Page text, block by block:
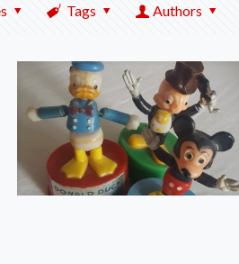
Tags Authors